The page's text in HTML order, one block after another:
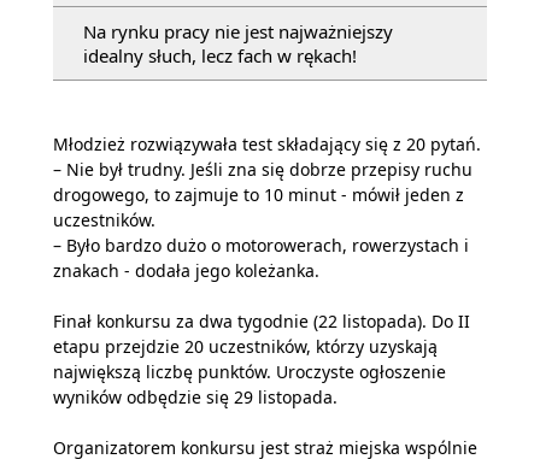
Na rynku pracy nie jest najważniejszy
idealny słuch, lecz fach w rękach!
Młodzież rozwiązywała test składający się z 20 pytań.
– Nie był trudny. Jeśli zna się dobrze przepisy ruchu
drogowego, to zajmuje to 10 minut - mówił jeden z
uczestników.
– Było bardzo dużo o motorowerach, rowerzystach i
znakach - dodała jego koleżanka.
Finał konkursu za dwa tygodnie (22 listopada). Do II
etapu przejdzie 20 uczestników, którzy uzyskają
największą liczbę punktów. Uroczyste ogłoszenie
wyników odbędzie się 29 listopada.
Organizatorem konkursu jest straż miejska wspólnie